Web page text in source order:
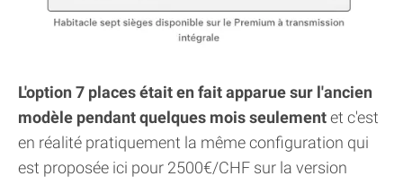
L'option 7 places était en fait apparue sur l'ancien
modèle pendant quelques mois seulementet c'est
en réalité pratiquement la même configuration qui
est proposée ici pour 2500€/CHF sur la version